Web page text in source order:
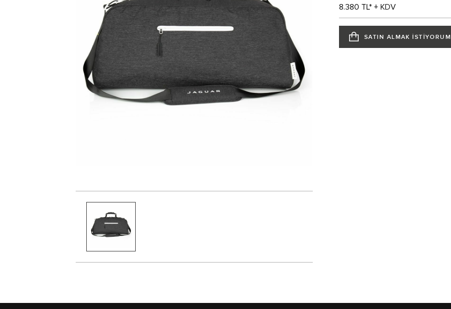
8.380 TL* + KDV
SATIN ALMAK İSTİYORUM